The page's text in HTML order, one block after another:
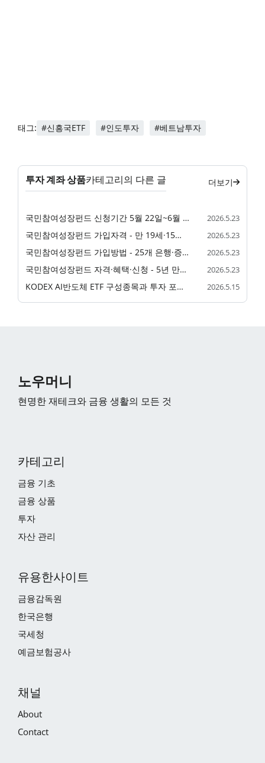
태그: #신흥국ETF #인도투자 #베트남투자
투자 계좌 상품카테고리의 다른 글 더보기
국민참여성장펀드 신청기간 5월 22일~6월 11일 - 선착순 마감 전망 2026.5.23
국민참여성장펀드 가입자격 - 만 19세·15세 근로소득자 조건 정리 2026.5.23
국민참여성장펀드 가입방법 - 25개 은행·증권사 전용계좌 신청 단계 2026.5.23
국민참여성장펀드 자격·혜택·신청 - 5년 만기 40% 소득공제 종합 가이드 2026.5.23
KODEX AI반도체 ETF 구성종목과 투자 포인트 분석 2026.5.15
노우머니
현명한 재테크와 금융 생활의 모든 것
카테고리
금융 기초
금융 상품
투자
자산 관리
유용한사이트
금융감독원
한국은행
국세청
예금보험공사
채널
About
Contact